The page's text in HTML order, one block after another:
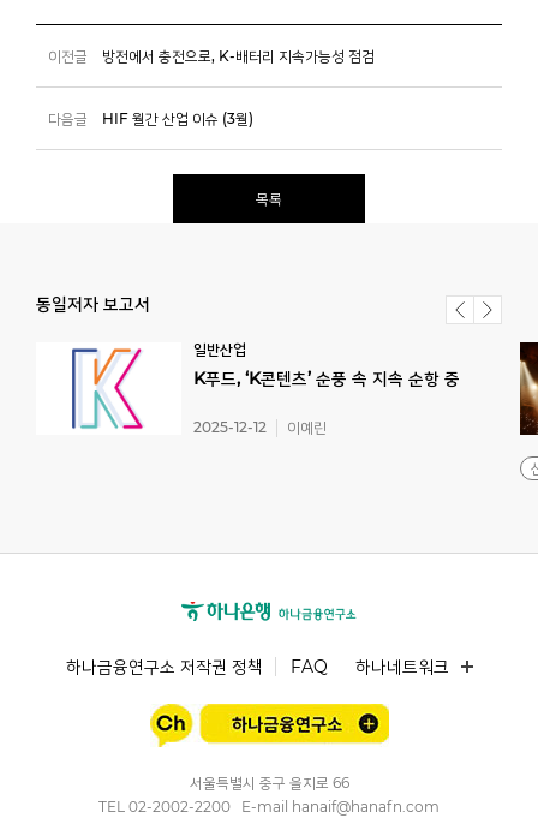
이전글 방전에서 충전으로, K-배터리 지속가능성 점검
다음글 HIF 월간 산업 이슈 (3월)
목록
동일저자 보고서
일반산업
K푸드, ‘K콘텐츠’ 순풍 속 지속 순항 중
2025-12-12 이예린
하나금융연구소 저작권 정책 FAQ 하나네트워크
서울특별시 중구 을지로 66
TEL 02-2002-2200 E-mail hanaif@hanafn.com